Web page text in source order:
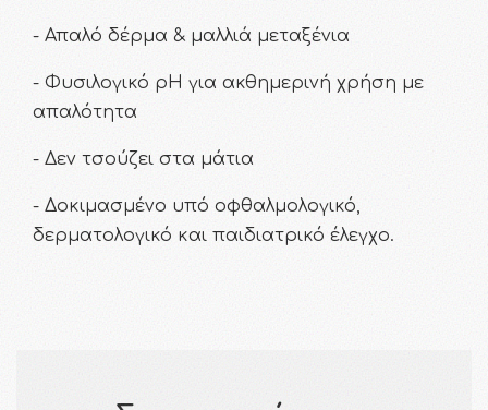
- Απαλό δέρμα & μαλλιά μεταξένια
- Φυσιλογικό pH για ακθημερινή χρήση με
απαλότητα
- Δεν τσούζει στα μάτια
- Δοκιμασμένο υπό οφθαλμολογικό,
δερματολογικό και παιδιατρικό έλεγχο.